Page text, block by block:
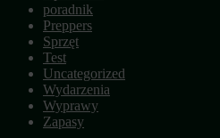
poradnik
Preppers
Sprzęt
Test
Uncategorized
Wydarzenia
Wyprawy
Zapasy